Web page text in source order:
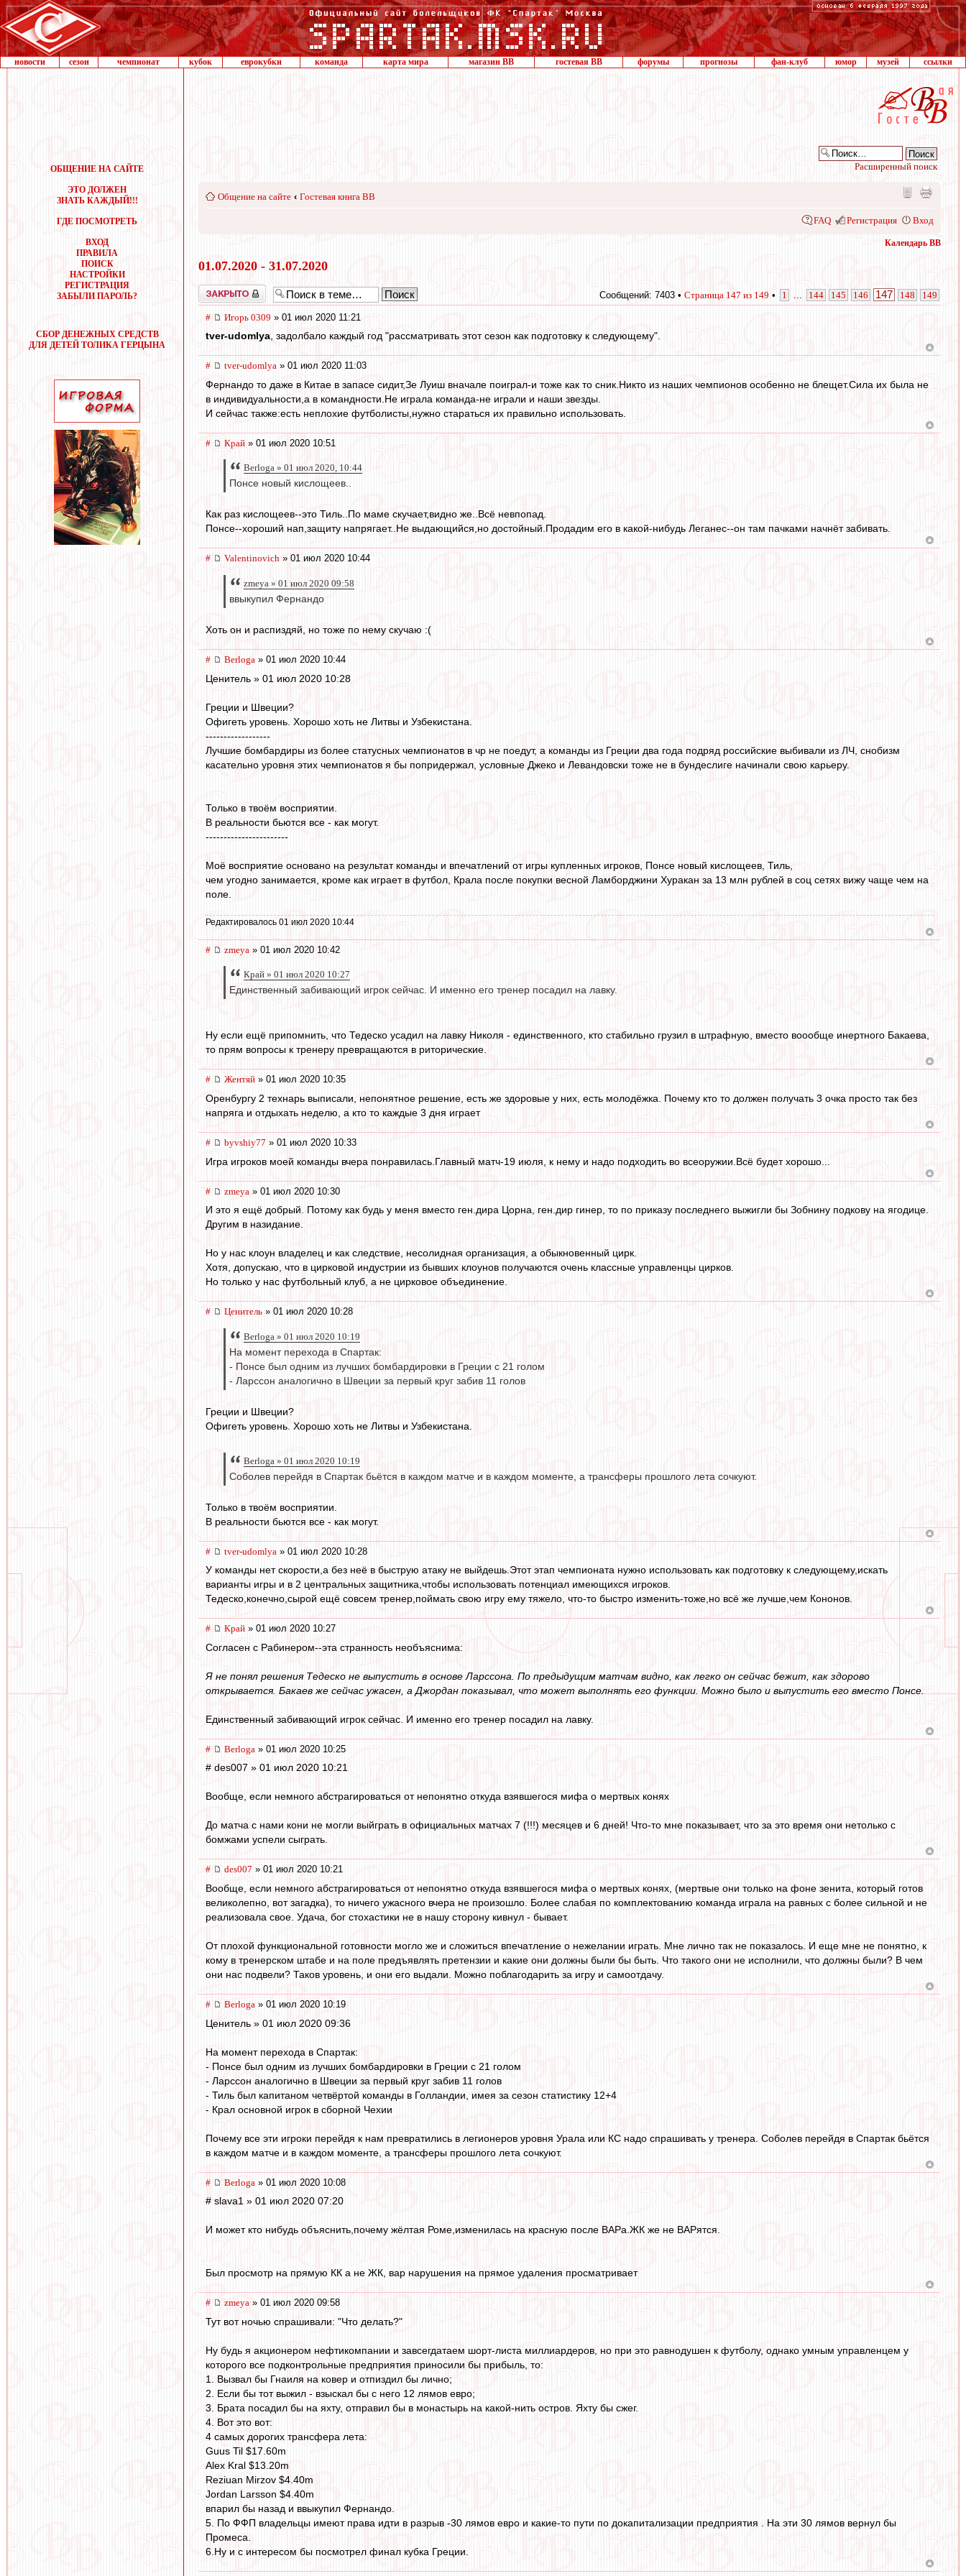
новости сезон чемпионат кубок еврокубки команда карта мира магазин ВВ гостевая ВВ форумы прогнозы фан-клуб юмор музей ссылки
ОБЩЕНИЕ НА САЙТЕ
ЭТО ДОЛЖЕН
ЗНАТЬ КАЖДЫЙ!!!
ГДЕ ПОСМОТРЕТЬ
ВХОД
ПРАВИЛА
ПОИСК
НАСТРОЙКИ
РЕГИСТРАЦИЯ
ЗАБЫЛИ ПАРОЛЬ?
СБОР ДЕНЕЖНЫХ СРЕДСТВ
ДЛЯ ДЕТЕЙ ТОЛИКА ГЕРЦЫНА
Расширенный поиск
Общение на сайте ‹ Гостевая книга ВВ
FAQ Регистрация Вход
Календарь ВВ
01.07.2020 - 31.07.2020
Закрыто Сообщений: 7403 • Страница 147 из 149 • 1 144 145 146 147 148 149
# Игорь 0309 » 01 июл 2020 11:21
tver-udomlya, задолбало каждый год "рассматривать этот сезон как подготовку к следующему".
# tver-udomlya » 01 июл 2020 11:03
Фернандо то даже в Китае в запасе сидит,Зе Луиш вначале поиграл-и тоже как то сник.Никто из наших чемпионов особенно не блещет.Сила их была не
в индивидуальности,а в командности.Не играла команда-не играли и наши звезды.
И сейчас также:есть неплохие футболисты,нужно стараться их правильно использовать.
# Край » 01 июл 2020 10:51
Berloga » 01 июл 2020, 10:44
Понсе новый кислощеев..
Как раз кислощеев--это Тиль..По маме скучает,видно же..Всё невпопад.
Понсе--хороший нап,защиту напрягает..Не выдающийся,но достойный.Продадим его в какой-нибудь Леганес--он там пачками начнёт забивать.
# Valentinovich » 01 июл 2020 10:44
zmeya » 01 июл 2020 09:58
ввыкупил Фернандо
Хоть он и распиздяй, но тоже по нему скучаю :(
# Berloga » 01 июл 2020 10:44
Ценитель » 01 июл 2020 10:28
Греции и Швеции?
Офигеть уровень. Хорошо хоть не Литвы и Узбекистана.
------------------
Лучшие бомбардиры из более статусных чемпионатов в чр не поедут, а команды из Греции два года подряд российские выбивали из ЛЧ, снобизм
касательно уровня этих чемпионатов я бы попридержал, условные Джеко и Левандовски тоже не в бундеслиге начинали свою карьеру.
Только в твоём восприятии.
В реальности бьются все - как могут.
-----------------------
Моё восприятие основано на результат команды и впечатлений от игры купленных игроков, Понсе новый кислощеев, Тиль,
чем угодно занимается, кроме как играет в футбол, Крала после покупки весной Ламборджини Хуракан за 13 млн рублей в соц сетях вижу чаще чем на
поле.
Редактировалось 01 июл 2020 10:44
# zmeya » 01 июл 2020 10:42
Край » 01 июл 2020 10:27
Единственный забивающий игрок сейчас. И именно его тренер посадил на лавку.
Ну если ещё припомнить, что Тедеско усадил на лавку Николя - единственного, кто стабильно грузил в штрафную, вместо воообще инертного Бакаева,
то прям вопросы к тренеру превращаются в риторические.
# Жентяй » 01 июл 2020 10:35
Оренбургу 2 технарь выписали, непонятное решение, есть же здоровые у них, есть молодёжка. Почему кто то должен получать 3 очка просто так без
напряга и отдыхать неделю, а кто то каждые 3 дня играет
# byvshiy77 » 01 июл 2020 10:33
Игра игроков моей команды вчера понравилась.Главный матч-19 июля, к нему и надо подходить во всеоружии.Всё будет хорошо...
# zmeya » 01 июл 2020 10:30
И это я ещё добрый. Потому как будь у меня вместо ген.дира Цорна, ген.дир гинер, то по приказу последнего выжигли бы Зобнину подкову на ягодице.
Другим в назидание.
Но у нас клоун владелец и как следствие, несолидная организация, а обыкновенный цирк.
Хотя, допускаю, что в цирковой индустрии из бывших клоунов получаются очень классные управленцы цирков.
Но только у нас футбольный клуб, а не цирковое объединение.
# Ценитель » 01 июл 2020 10:28
Berloga » 01 июл 2020 10:19
На момент перехода в Спартак:
- Понсе был одним из лучших бомбардировки в Греции с 21 голом
- Ларссон аналогично в Швеции за первый круг забив 11 голов
Греции и Швеции?
Офигеть уровень. Хорошо хоть не Литвы и Узбекистана.
Berloga » 01 июл 2020 10:19
Соболев перейдя в Спартак бьётся в каждом матче и в каждом моменте, а трансферы прошлого лета сочкуют.
Только в твоём восприятии.
В реальности бьются все - как могут.
# tver-udomlya » 01 июл 2020 10:28
У команды нет скорости,а без неё в быструю атаку не выйдешь.Этот этап чемпионата нужно использовать как подготовку к следующему,искать
варианты игры и в 2 центральных защитника,чтобы использовать потенциал имеющихся игроков.
Тедеско,конечно,сырой ещё совсем тренер,поймать свою игру ему тяжело, что-то быстро изменить-тоже,но всё же лучше,чем Кононов.
# Край » 01 июл 2020 10:27
Согласен с Рабинером--эта странность необъяснима:
Я не понял решения Тедеско не выпустить в основе Ларссона. По предыдущим матчам видно, как легко он сейчас бежит, как здорово
открывается. Бакаев же сейчас ужасен, а Джордан показывал, что может выполнять его функции. Можно было и выпустить его вместо Понсе.
Единственный забивающий игрок сейчас. И именно его тренер посадил на лавку.
# Berloga » 01 июл 2020 10:25
# des007 » 01 июл 2020 10:21
Вообще, если немного абстрагироваться от непонятно откуда взявшегося мифа о мертвых конях
До матча с нами кони не могли выйграть в официальных матчах 7 (!!!) месяцев и 6 дней! Что-то мне показывает, что за это время они нетолько с
бомжами успели сыграть.
# des007 » 01 июл 2020 10:21
Вообще, если немного абстрагироваться от непонятно откуда взявшегося мифа о мертвых конях, (мертвые они только на фоне зенита, который готов
великолепно, вот загадка), то ничего ужасного вчера не произошло. Более слабая по комплектованию команда играла на равных с более сильной и не
реализовала свое. Удача, бог стохастики не в нашу сторону кивнул - бывает.
От плохой функциональной готовности могло же и сложиться впечатление о нежелании играть. Мне лично так не показалось. И еще мне не понятно, к
кому в тренерском штабе и на поле предъявлять претензии и какие они должны были бы быть. Что такого они не исполнили, что должны были? В чем
они нас подвели? Таков уровень, и они его выдали. Можно поблагодарить за игру и самоотдачу.
# Berloga » 01 июл 2020 10:19
Ценитель » 01 июл 2020 09:36
На момент перехода в Спартак:
- Понсе был одним из лучших бомбардировки в Греции с 21 голом
- Ларссон аналогично в Швеции за первый круг забив 11 голов
- Тиль был капитаном четвёртой команды в Голландии, имея за сезон статистику 12+4
- Крал основной игрок в сборной Чехии
Почему все эти игроки перейдя к нам превратились в легионеров уровня Урала или КС надо спрашивать у тренера. Соболев перейдя в Спартак бьётся
в каждом матче и в каждом моменте, а трансферы прошлого лета сочкуют.
# Berloga » 01 июл 2020 10:08
# slava1 » 01 июл 2020 07:20
И может кто нибудь объяснить,почему жёлтая Роме,изменилась на красную после ВАРа.ЖК же не ВАРятся.
Был просмотр на прямую КК а не ЖК, вар нарушения на прямое удаления просматривает
# zmeya » 01 июл 2020 09:58
Тут вот ночью спрашивали: "Что делать?"
Ну будь я акционером нефтикомпании и завсегдатаем шорт-листа миллиардеров, но при это равнодушен к футболу, однако умным управленцем у
которого все подконтрольные предприятия приносили бы прибыль, то:
1. Вызвал бы Гнаиля на ковер и отпиздил бы лично;
2. Если бы тот выжил - взыскал бы с него 12 лямов евро;
3. Брата посадил бы на яхту, отправил бы в монастырь на какой-нить остров. Яхту бы сжег.
4. Вот это вот:
4 самых дорогих трансфера лета:
Guus Til $17.60m
Alex Kral $13.20m
Reziuan Mirzov $4.40m
Jordan Larsson $4.40m
впарил бы назад и ввыкупил Фернандо.
5. По ФФП владельцы имеют права идти в разрыв -30 лямов евро и какие-то пути по докапитализации предприятия . На эти 30 лямов вернул бы
Промеса.
6.Ну и с интересом бы посмотрел финал кубка Греции.